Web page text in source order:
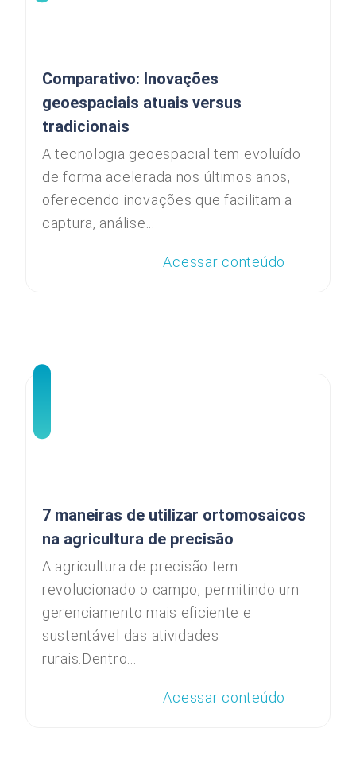
Comparativo: Inovações
geoespaciais atuais versus
tradicionais
A tecnologia geoespacial tem evoluído
de forma acelerada nos últimos anos,
oferecendo inovações que facilitam a
captura, análise...
Acessar conteúdo
7 maneiras de utilizar ortomosaicos
na agricultura de precisão
A agricultura de precisão tem
revolucionado o campo, permitindo um
gerenciamento mais eficiente e
sustentável das atividades
rurais.Dentro...
Acessar conteúdo